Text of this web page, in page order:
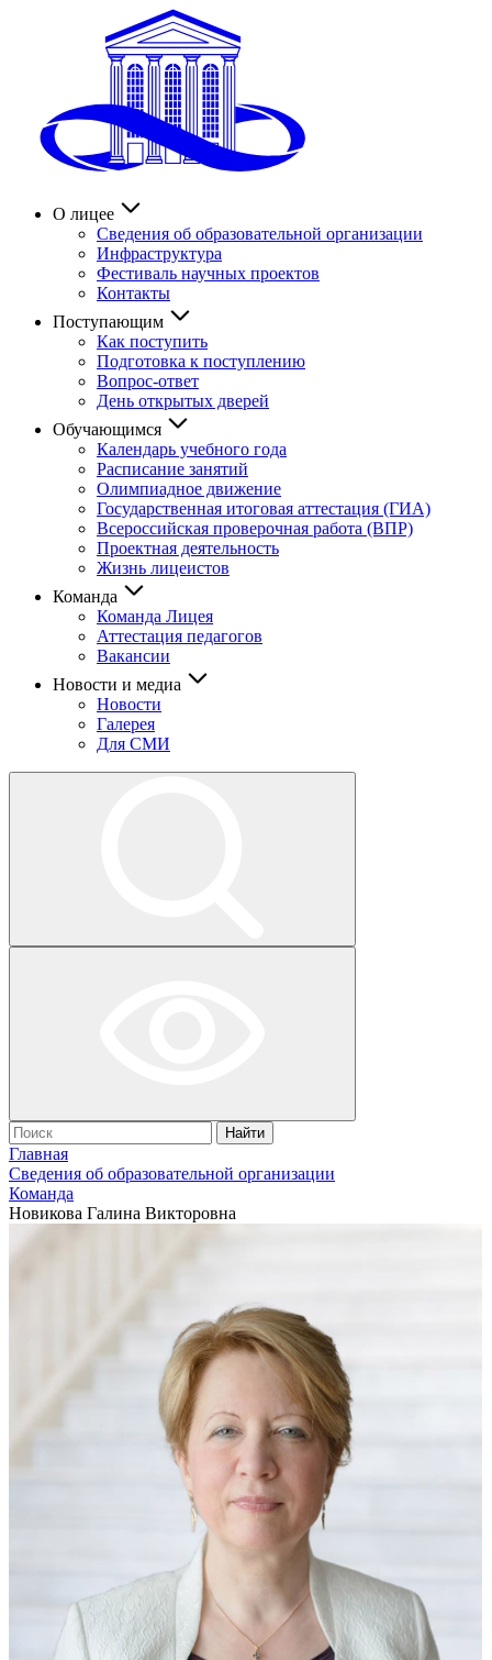
О лицее
Сведения об образовательной организации
Инфраструктура
Фестиваль научных проектов
Контакты
Поступающим
Как поступить
Подготовка к поступлению
Вопрос-ответ
День открытых дверей
Обучающимся
Календарь учебного года
Расписание занятий
Олимпиадное движение
Государственная итоговая аттестация (ГИА)
Всероссийская проверочная работа (ВПР)
Проектная деятельность
Жизнь лицеистов
Команда
Команда Лицея
Аттестация педагогов
Вакансии
Новости и медиа
Новости
Галерея
Для СМИ
Найти
Главная
Сведения об образовательной организации
Команда
Новикова Галина Викторовна